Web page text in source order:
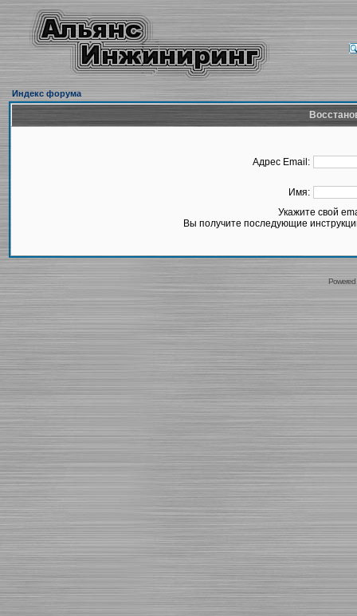
Индекс форума
Адрес Email:
Имя:
Укажите свой
Вы получите последующие